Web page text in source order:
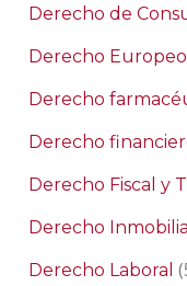
Derecho de
Derecho Europeo
Derecho
Derecho
Derecho Fiscal y
Derecho
Derecho Laboral